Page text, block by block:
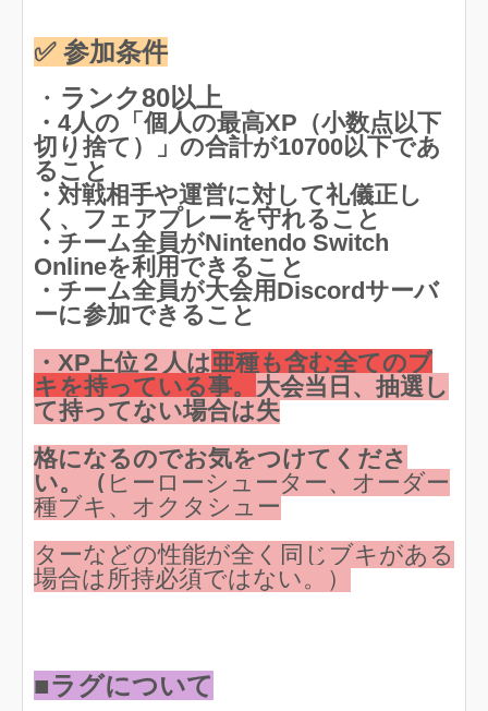
✅ 参加条件
・ ランク80以上
・4人の「個人の最高XP（小数点以下
切り捨て）」の合計が10700以下であ
ること
・対戦相手や運営に対して礼儀正し
く、フェアプレーを守れること
・チーム全員がNintendo Switch
Onlineを利用できること
・チーム全員が大会用Discordサーバ
ーに参加できること
・ XP上位２人は亜種も含む全てのブ
キを持っている事。 大会当日、抽選し
て持ってない場合は失
格になるのでお気をつけてくださ
い。（ ヒーローシューター、オーダー
種ブキ、オクタシュー
ターなどの性能が全く同じブキがある
場合は所持必須ではない。）
■ラグについて